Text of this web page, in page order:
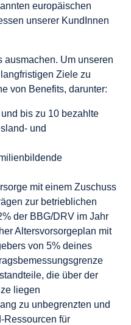
europäischen
unserer KundInnen
ausmachen. Um unseren
Ziele zu
von Benefits, darunter:
bis zu 10 bezahlte
und
mit einem Zuschuss
zur betrieblichen
der BBG/DRV im Jahr
Altersvorsorgeplan mit
von 5% deines
die über der
liegen
zu unbegrenzten und
Ressourcen für